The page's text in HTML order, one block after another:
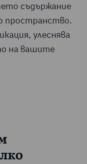
съдържание
пространство.
улеснява
на вашите